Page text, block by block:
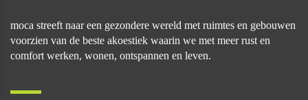
moca streeft naar een gezondere wereld met ruimtes en gebouwen
voorzien van de beste akoestiek waarin we met meer rust en
comfort werken, wonen, ontspannen en leven.